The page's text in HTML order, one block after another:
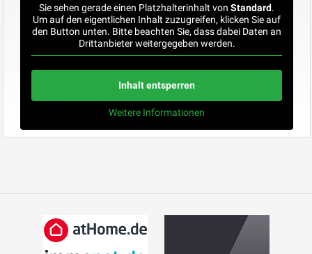
Sie sehen gerade einen Platzhalterinhalt von Standard.
Um auf den eigentlichen Inhalt zuzugreifen, klicken Sie auf
den Button unten. Bitte beachten Sie, dass dabei Daten an
Drittanbieter weitergegeben werden.
Inhalt entsperren
Weitere Informationen